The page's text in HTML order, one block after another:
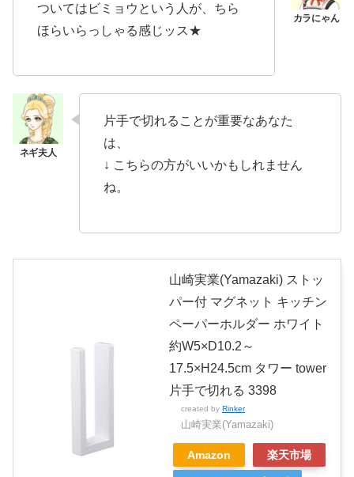
ついてはビミョウという人が、ちら
ほらいらっしゃる感じッス★
片手で切れることが重要なあなた
は、
↓ こちらの方がいいかもしれません
ね。
山崎実業(Yamazaki) ストッ
パー付 マグネット キッチン
ペーパーホルダー ホワイト
約W5×D10.2～
17.5×H24.5cm タワー tower
片手で切れる 3398
created by Rinker
山崎実業(Yamazaki)
Amazon 楽天市場